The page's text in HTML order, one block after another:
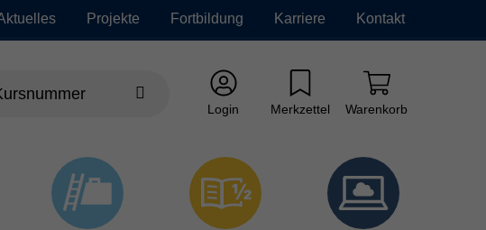
Projekte Fortbildung Karriere Kontakt
Login Merkzettel Warenkorb